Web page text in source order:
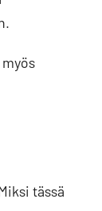
tässä